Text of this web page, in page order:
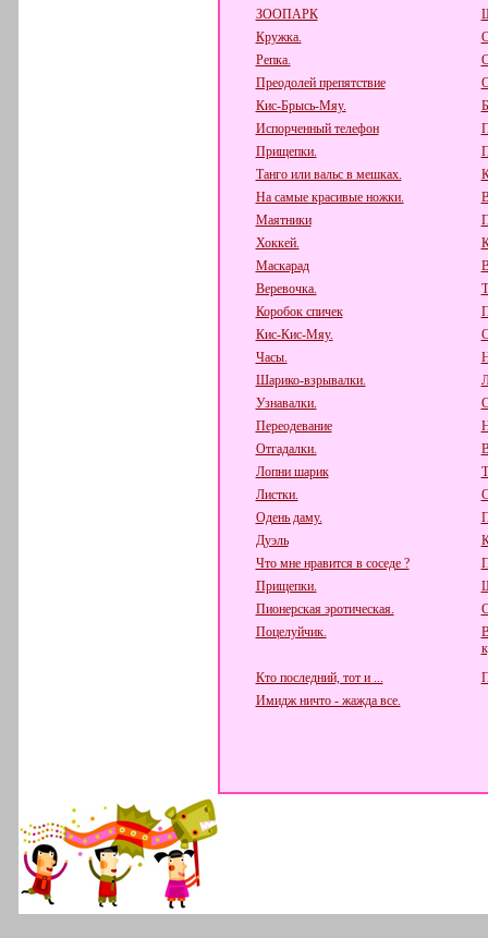
ЗООПАРК
Кружка.
Репка.
Преодолей препятствие
Кис-Брысь-Мяу.
Испорченный телефон
Прищепки.
Танго или вальс в мешках.
На самые красивые ножки.
Маятники
Хоккей.
Маскарад
Веревочка.
Коробок спичек
Кис-Кис-Мяу.
Часы.
Шарико-взрывалки.
Узнавалки.
Переодевание
Отгадалки.
Лопни шарик
Листки.
Одень даму.
Дуэль
Что мне нравится в соседе ?
Прищепки.
Пионерская эротическая.
Поцелуйчик.
Кто последний, тот и ...
Имидж ничто - жажда все.